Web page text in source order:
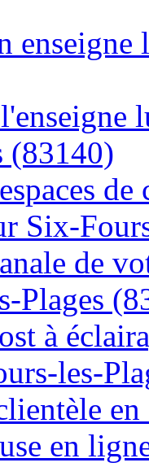
(83140)
Six-
de
Plages
à
les-
en